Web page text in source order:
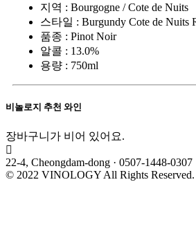
지역 : Bourgogne / Cote de Nuits
스타일 : Burgundy Cote de Nuits
품종 : Pinot Noir
알콜 : 13.0%
용량 : 750ml
비놀로지 추천 와인
장바구니가 비어 있어요.
22-4, Cheongdam-dong · 0507-1448-
© 2022 VINOLOGY All Rights Reserved.